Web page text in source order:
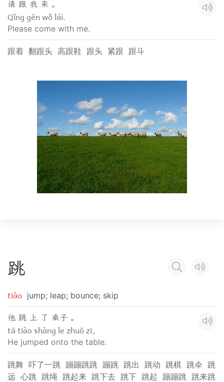
请 跟 我 来 。
Qǐng gēn wǒ lái.
Please come with me.
跟着 翻跟头 高跟鞋 跟头 紧跟 跟斗
跳
tiào jump; leap; bounce; skip
他 跳 上 了 桌子 。
tā tiào shàng le zhuō zi。
He jumped onto the table.
跳舞 吓了一跳 蹦蹦跳跳 蹦跳 跳出 跳动 跳棋 跳伞 跳
远 心跳 跳绳 跳起来 跳下去 跳下 跳起 蹦蹦跳 跳来跳